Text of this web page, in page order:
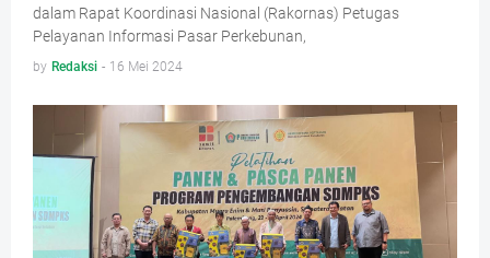
dalam Rapat Koordinasi Nasional (Rakornas) Petugas
Pelayanan Informasi Pasar Perkebunan,
by Redaksi - 16 Mei 2024